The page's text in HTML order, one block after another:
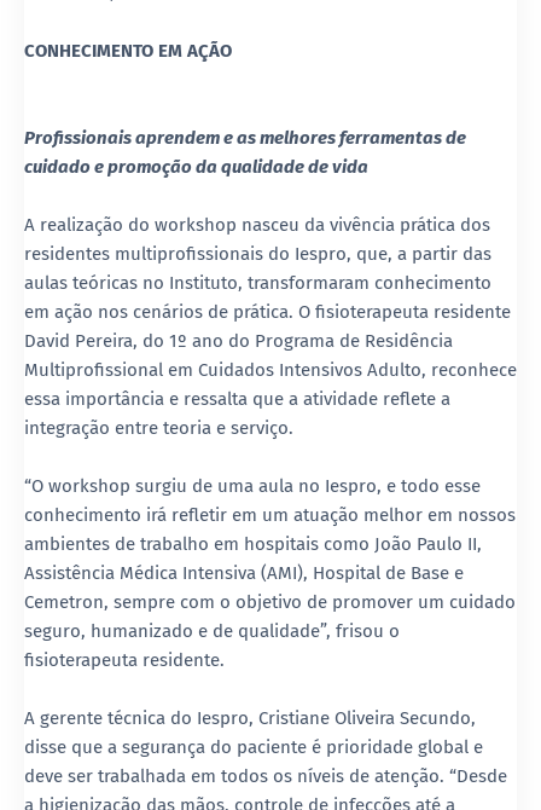
CONHECIMENTO EM AÇÃO
Profissionais aprendem e as melhores ferramentas de
cuidado e promoção da qualidade de vida
A realização do workshop nasceu da vivência prática dos
residentes multiprofissionais do Iespro, que, a partir das
aulas teóricas no Instituto, transformaram conhecimento
em ação nos cenários de prática. O fisioterapeuta residente
David Pereira, do 1º ano do Programa de Residência
Multiprofissional em Cuidados Intensivos Adulto, reconhece
essa importância e ressalta que a atividade reflete a
integração entre teoria e serviço.
“O workshop surgiu de uma aula no Iespro, e todo esse
conhecimento irá refletir em um atuação melhor em nossos
ambientes de trabalho em hospitais como João Paulo II,
Assistência Médica Intensiva (AMI), Hospital de Base e
Cemetron, sempre com o objetivo de promover um cuidado
seguro, humanizado e de qualidade”, frisou o
fisioterapeuta residente.
A gerente técnica do Iespro, Cristiane Oliveira Secundo,
disse que a segurança do paciente é prioridade global e
deve ser trabalhada em todos os níveis de atenção. “Desde
a higienização das mãos, controle de infecções até a